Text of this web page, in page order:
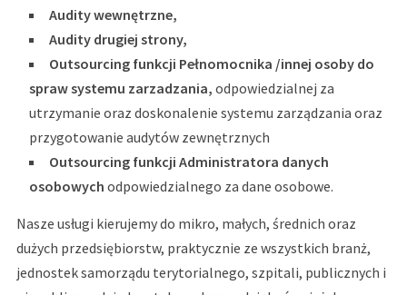
Audity wewnętrzne,
Audity drugiej strony,
Outsourcing funkcji Pełnomocnika /innej osoby do
spraw systemu zarzadzania, odpowiedzialnej za
utrzymanie oraz doskonalenie systemu zarządzania oraz
przygotowanie audytów zewnętrznych
Outsourcing funkcji Administratora danych
osobowych odpowiedzialnego za dane osobowe.
Nasze usługi kierujemy do mikro, małych, średnich oraz
dużych przedsiębiorstw, praktycznie ze wszystkich branż,
jednostek samorządu terytorialnego, szpitali, publicznych i